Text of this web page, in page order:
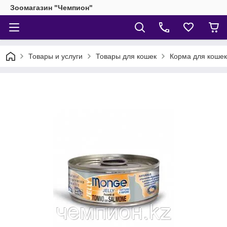
Зоомагазин "Чемпион"
Товары и услуги Товары для кошек Корма для кошек